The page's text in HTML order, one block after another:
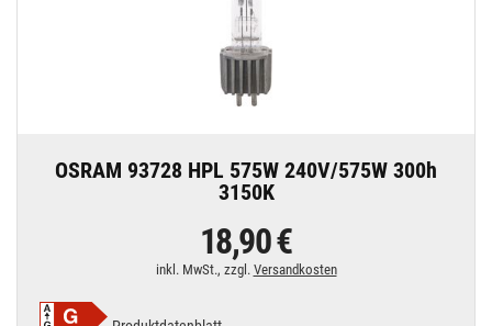
OSRAM 93728 HPL 575W 240V/575W 300h
3150K
18,90 €
inkl. MwSt., zzgl. Versandkosten